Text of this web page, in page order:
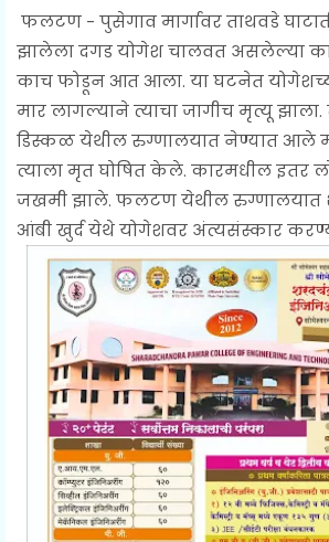
फलटण - पुसेगाव मार्गावर ताथवडे
झालेला दगड योगेश चालवत असलेल्या
काच फोडून आत आला. या घटनेत
मार लागल्याने त्याचा जागीच मृत्यू झाला.
डिस्कळ येथील रुग्णालयात नेण्यात आले
त्याला मृत घोषित केले. कारमधील इतर
जखमी झाले. फलटण येथील
आंबी खुर्द येथे योगेशवर अंत्यसंस्कार